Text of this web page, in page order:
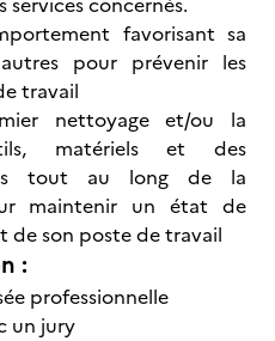
favorisant sa
pour prévenir les
travail
nettoyage et/ou la
matériels et des
tout au long de la
maintenir un état de
de son poste de travail
:
professionnelle
un jury